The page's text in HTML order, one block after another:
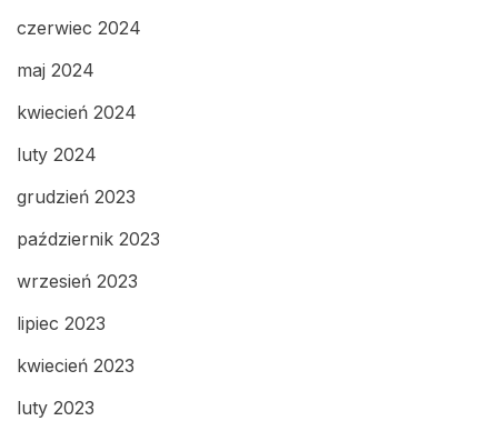
czerwiec 2024
maj 2024
kwiecień 2024
luty 2024
grudzień 2023
październik 2023
wrzesień 2023
lipiec 2023
kwiecień 2023
luty 2023